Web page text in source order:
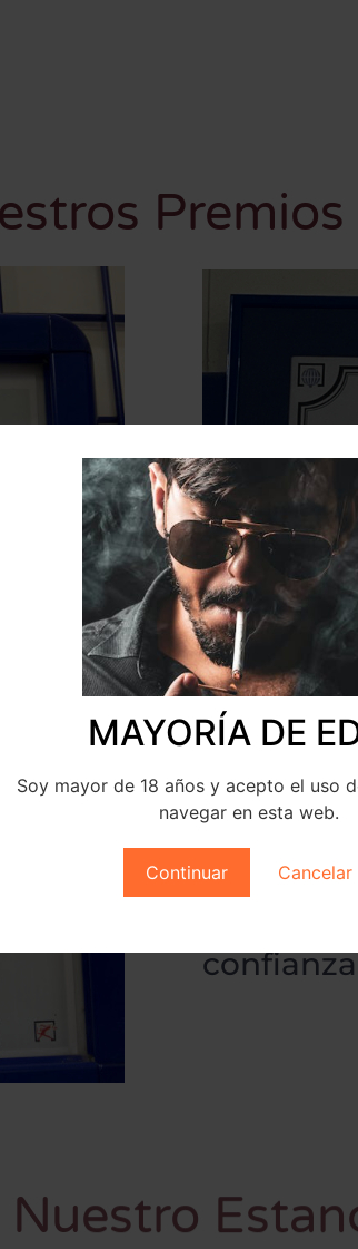
MAYORÍA DE
Soy mayor de 18 años y acepto el uso
navegar en esta web.
Continuar Cancelar
Premios
Desde el
clientes